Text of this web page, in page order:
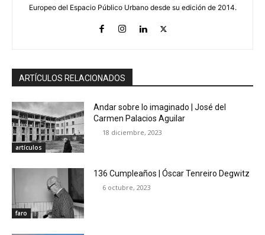
Europeo del Espacio Público Urbano desde su edición de 2014.
ARTÍCULOS RELACIONADOS
artículos
Andar sobre lo imaginado | José del
Carmen Palacios Aguilar
18 diciembre, 2023
faro
136 Cumpleaños | Óscar Tenreiro Degwitz
6 octubre, 2023